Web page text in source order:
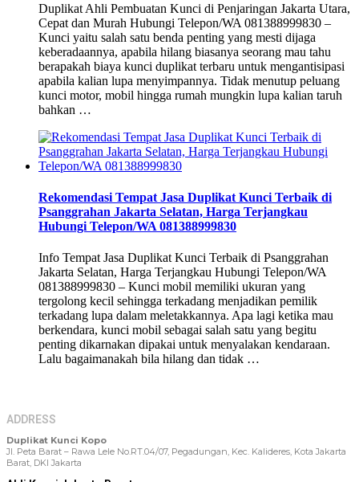
Duplikat Ahli Pembuatan Kunci di Penjaringan Jakarta Utara,
Cepat dan Murah Hubungi Telepon/WA 081388999830 –
Kunci yaitu salah satu benda penting yang mesti dijaga
keberadaannya, apabila hilang biasanya seorang mau tahu
berapakah biaya kunci duplikat terbaru untuk mengantisipasi
apabila kalian lupa menyimpannya. Tidak menutup peluang
kunci motor, mobil hingga rumah mungkin lupa kalian taruh
bahkan …
Rekomendasi Tempat Jasa Duplikat Kunci Terbaik di
Psanggrahan Jakarta Selatan, Harga Terjangkau
Hubungi Telepon/WA 081388999830
Info Tempat Jasa Duplikat Kunci Terbaik di Psanggrahan
Jakarta Selatan, Harga Terjangkau Hubungi Telepon/WA
081388999830 – Kunci mobil memiliki ukuran yang
tergolong kecil sehingga terkadang menjadikan pemilik
terkadang lupa dalam meletakkannya. Apa lagi ketika mau
berkendara, kunci mobil sebagai salah satu yang begitu
penting dikarnakan dipakai untuk menyalakan kendaraan.
Lalu bagaimanakah bila hilang dan tidak …
ADDRESS
Duplikat Kunci Kopo
Jl. Peta Barat – Rawa Lele No.RT.04/07, Pegadungan, Kec. Kalideres, Kota Jakarta
Barat, DKI Jakarta